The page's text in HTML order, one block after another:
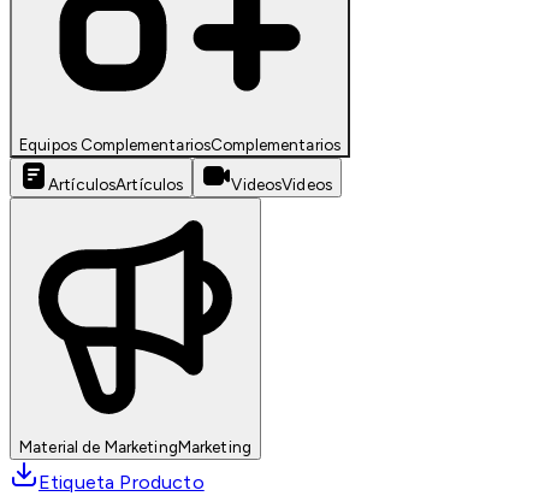
Equipos ComplementariosComplementarios
ArtículosArtículos VideosVideos
Material de MarketingMarketing
Etiqueta Producto